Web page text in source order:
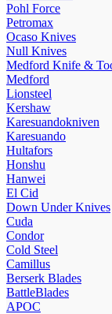
Pohl Force
Petromax
Ocaso Knives
Null Knives
Medford Knife &
Medford
Lionsteel
Kershaw
Karesuandokniven
Karesuando
Hultafors
Honshu
Hanwei
El Cid
Down Under Knives
Cuda
Condor
Cold Steel
Camillus
Berserk Blades
BattleBlades
APOC